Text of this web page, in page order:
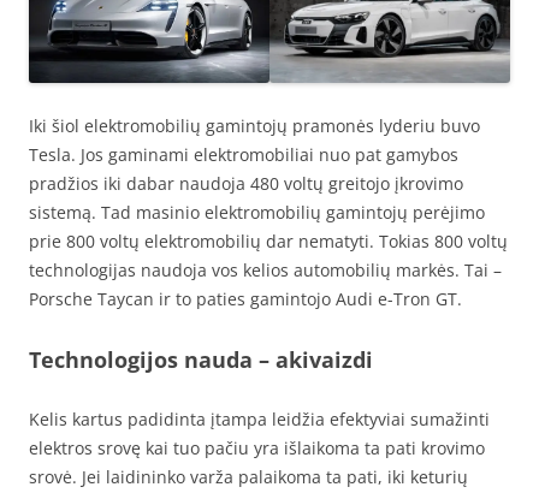
Iki šiol elektromobilių gamintojų pramonės lyderiu buvo
Tesla. Jos gaminami elektromobiliai nuo pat gamybos
pradžios iki dabar naudoja 480 voltų greitojo įkrovimo
sistemą. Tad masinio elektromobilių gamintojų perėjimo
prie 800 voltų elektromobilių dar nematyti. Tokias 800 voltų
technologijas naudoja vos kelios automobilių markės. Tai –
Porsche Taycan ir to paties gamintojo Audi e-Tron GT.
Technologijos nauda – akivaizdi
Kelis kartus padidinta įtampa leidžia efektyviai sumažinti
elektros srovę kai tuo pačiu yra išlaikoma ta pati krovimo
srovė. Jei laidininko varža palaikoma ta pati, iki keturių